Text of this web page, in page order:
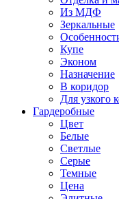
Из МДФ
Зеркальные
Купе
Эконом
Назначение
В коридор
Для узкого
Гардеробные
Цвет
Белые
Светлые
Серые
Темные
Цена